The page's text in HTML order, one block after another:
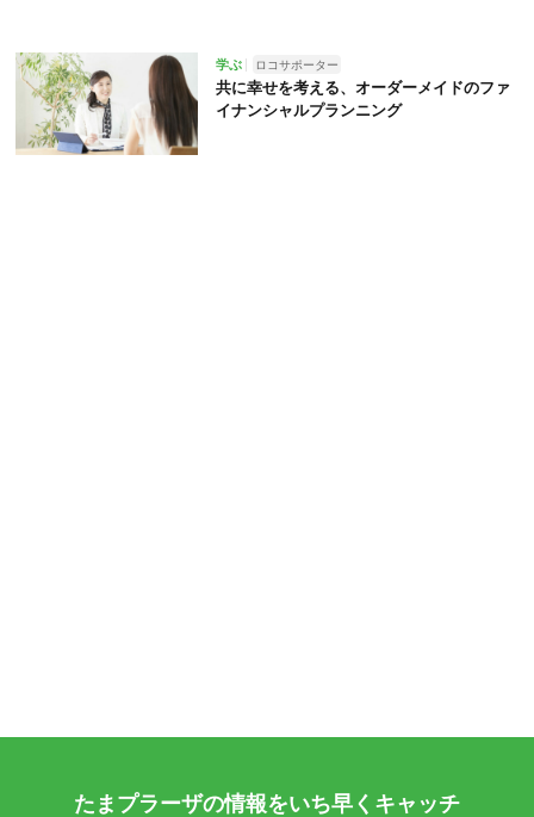
学ぶ ロコサポーター
共に幸せを考える、オーダーメイドのファ
イナンシャルプランニング
たまプラーザの情報をいち早くキャッチ